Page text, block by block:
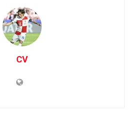
CV